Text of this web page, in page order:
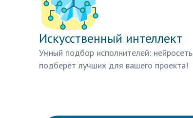
Искусственный интеллект
Умный подбор исполнителей: нейросеть
подберёт лучших для вашего проекта!